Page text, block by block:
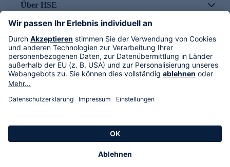
Über HSE
Im TV
HSE International